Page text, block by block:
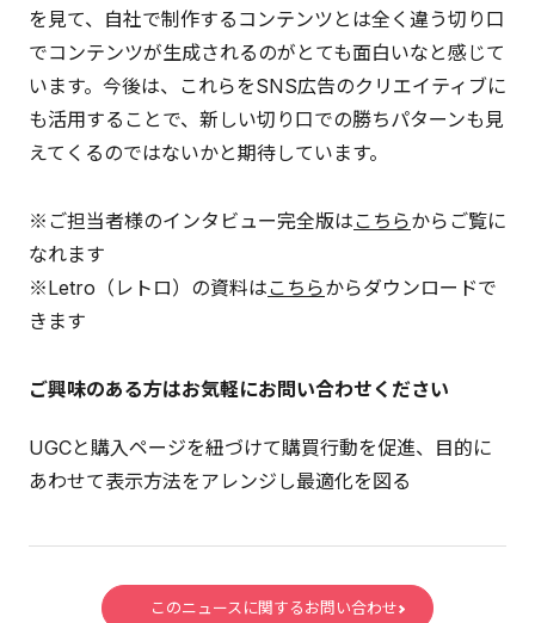
を見て、自社で制作するコンテンツとは全く違う切り口
でコンテンツが生成されるのがとても面白いなと感じて
います。今後は、これらをSNS広告のクリエイティブに
も活用することで、新しい切り口での勝ちパターンも見
えてくるのではないかと期待しています。
※ご担当者様のインタビュー完全版は こちらからご覧に
なれます
※Letro（レトロ）の資料は こちらからダウンロードで
きます
ご興味のある方はお気軽にお問い合わせください
UGCと購入ページを紐づけて購買行動を促進、目的に
あわせて表示方法をアレンジし最適化を図る
このニュースに関するお問い合わせ